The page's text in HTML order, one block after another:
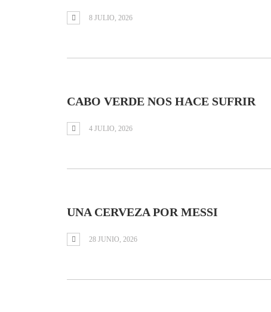
8 JULIO, 2026
CABO VERDE NOS HACE SUFRIR
4 JULIO, 2026
UNA CERVEZA POR MESSI
28 JUNIO, 2026